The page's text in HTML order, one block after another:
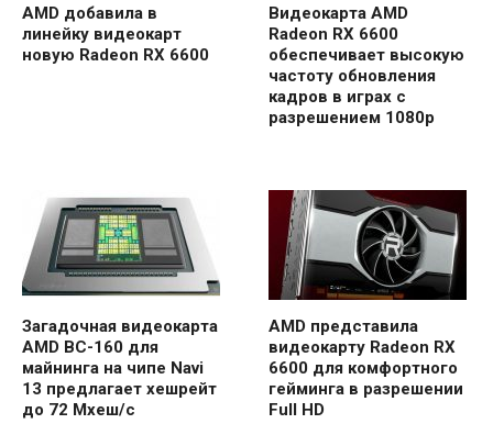
AMD добавила в
линейку видеокарт
новую Radeon RX 6600
Видеокарта AMD
Radeon RX 6600
обеспечивает высокую
частоту обновления
кадров в играх с
разрешением 1080p
Загадочная видеокарта
AMD BC-160 для
майнинга на чипе Navi
13 предлагает хешрейт
до 72 Мхеш/с
AMD представила
видеокарту Radeon RX
6600 для комфортного
гейминга в разрешении
Full HD